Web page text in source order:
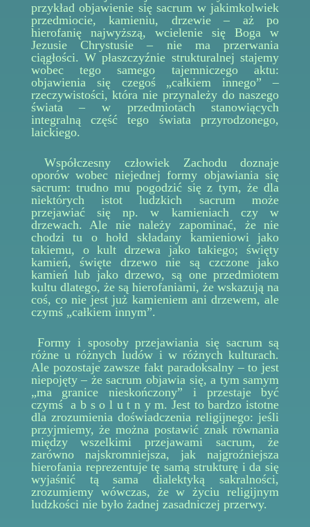
przykład objawienie się sacrum w jakimkolwiek
przedmiocie, kamieniu, drzewie – aż po
hierofanię najwyższą, wcielenie się Boga w
Jezusie Chrystusie – nie ma przerwania
ciągłości. W płaszczyźnie strukturalnej stajemy
wobec tego samego tajemniczego aktu:
objawienia się czegoś „całkiem innego” –
rzeczywistości, która nie przynależy do naszego
świata – w przedmiotach stanowiących
integralną część tego świata przyrodzonego,
laickiego.
Współczesny człowiek Zachodu doznaje
oporów wobec niejednej formy objawiania się
sacrum: trudno mu pogodzić się z tym, że dla
niektórych istot ludzkich sacrum może
przejawiać się np. w kamieniach czy w
drzewach. Ale nie należy zapominać, że nie
chodzi tu o hołd składany kamieniowi jako
takiemu, o kult drzewa jako takiego; święty
kamień, święte drzewo nie są czczone jako
kamień lub jako drzewo, są one przedmiotem
kultu dlatego, że są hierofaniami, że wskazują na
coś, co nie jest już kamieniem ani drzewem, ale
czymś „całkiem innym”.
Formy i sposoby przejawiania się sacrum są
różne u różnych ludów i w różnych kulturach.
Ale pozostaje zawsze fakt paradoksalny – to jest
niepojęty – że sacrum objawia się, a tym samym
„ma granice nieskończony” i przestaje być
czymś a b s o l u t n y m. Jest to bardzo istotne
dla zrozumienia doświadczenia religijnego: jeśli
przyjmiemy, że można postawić znak równania
między wszelkimi przejawami sacrum, że
zarówno najskromniejsza, jak najgroźniejsza
hierofania reprezentuje tę samą strukturę i da się
wyjaśnić tą sama dialektyką sakralności,
zrozumiemy wówczas, że w życiu religijnym
ludzkości nie było żadnej zasadniczej przerwy.